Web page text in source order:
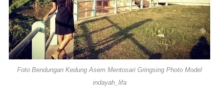
Foto Bendungan Kedung Asem Mentosari Gringsing Photo Model
indayah_lifa